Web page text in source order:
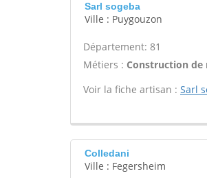
Sarl sogeba
Ville : Puygouzon
Département: 81
Métiers : Construction de
Voir la fiche artisan : Sarl
Colledani
Ville : Fegersheim